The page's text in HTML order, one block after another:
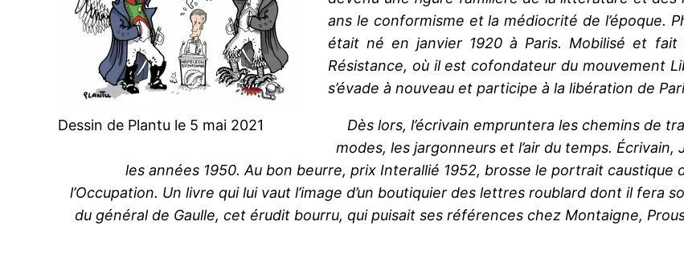
Dessin de Plantu le 5 mai 2021
ans le conformisme et la médiocrité de l’époque.
était né en janvier 1920 à Paris. Mobilisé et fait
Résistance, où il est cofondateur du mouvement
s’évade à nouveau et participe à la libération de
Dès lors, l’écrivain empruntera les chemins de
modes, les jargonneurs et l’air du temps.
les années 1950. Au bon beurre, prix Interallié 1952, brosse le portrait caustique
l’Occupation. Un livre qui lui vaut l’image d’un boutiquier des lettres roublard dont il
du général de Gaulle, cet érudit bourru, qui puisait ses références chez Montaigne,